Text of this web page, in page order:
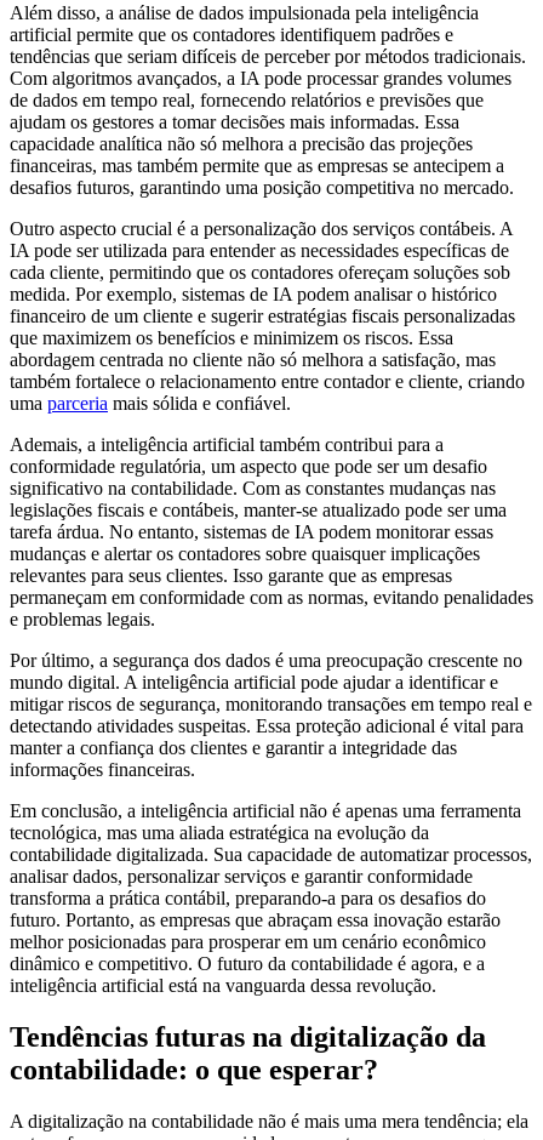
Além disso, a análise de dados impulsionada pela inteligência
artificial permite que os contadores identifiquem padrões e
tendências que seriam difíceis de perceber por métodos tradicionais.
Com algoritmos avançados, a IA pode processar grandes volumes
de dados em tempo real, fornecendo relatórios e previsões que
ajudam os gestores a tomar decisões mais informadas. Essa
capacidade analítica não só melhora a precisão das projeções
financeiras, mas também permite que as empresas se antecipem a
desafios futuros, garantindo uma posição competitiva no mercado.
Outro aspecto crucial é a personalização dos serviços contábeis. A
IA pode ser utilizada para entender as necessidades específicas de
cada cliente, permitindo que os contadores ofereçam soluções sob
medida. Por exemplo, sistemas de IA podem analisar o histórico
financeiro de um cliente e sugerir estratégias fiscais personalizadas
que maximizem os benefícios e minimizem os riscos. Essa
abordagem centrada no cliente não só melhora a satisfação, mas
também fortalece o relacionamento entre contador e cliente, criando
uma parceria mais sólida e confiável.
Ademais, a inteligência artificial também contribui para a
conformidade regulatória, um aspecto que pode ser um desafio
significativo na contabilidade. Com as constantes mudanças nas
legislações fiscais e contábeis, manter-se atualizado pode ser uma
tarefa árdua. No entanto, sistemas de IA podem monitorar essas
mudanças e alertar os contadores sobre quaisquer implicações
relevantes para seus clientes. Isso garante que as empresas
permaneçam em conformidade com as normas, evitando penalidades
e problemas legais.
Por último, a segurança dos dados é uma preocupação crescente no
mundo digital. A inteligência artificial pode ajudar a identificar e
mitigar riscos de segurança, monitorando transações em tempo real e
detectando atividades suspeitas. Essa proteção adicional é vital para
manter a confiança dos clientes e garantir a integridade das
informações financeiras.
Em conclusão, a inteligência artificial não é apenas uma ferramenta
tecnológica, mas uma aliada estratégica na evolução da
contabilidade digitalizada. Sua capacidade de automatizar processos,
analisar dados, personalizar serviços e garantir conformidade
transforma a prática contábil, preparando-a para os desafios do
futuro. Portanto, as empresas que abraçam essa inovação estarão
melhor posicionadas para prosperar em um cenário econômico
dinâmico e competitivo. O futuro da contabilidade é agora, e a
inteligência artificial está na vanguarda dessa revolução.
Tendências futuras na digitalização da
contabilidade: o que esperar?
A digitalização na contabilidade não é mais uma mera tendência; ela